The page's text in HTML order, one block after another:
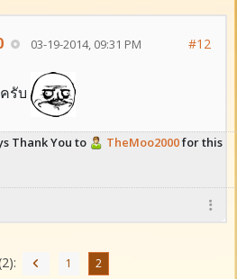
03-19-2014, 09:31 PM #12
รับ
Thank You to TheMoo2000for this
1 2